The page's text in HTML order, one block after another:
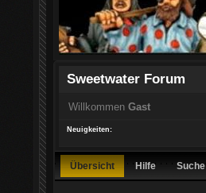
Sweetwater Forum
Willkommen Gast
Neuigkeiten:
Übersicht Hilfe Suche